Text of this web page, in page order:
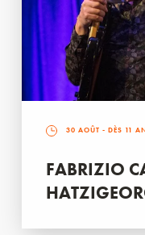
30 AOÛT - DÈS 11
FABRIZIO